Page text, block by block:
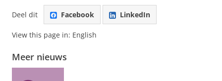
Deel dit Facebook LinkedIn
View this page in: English
Meer nieuws